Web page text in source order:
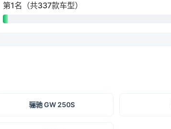
第1名（共337款车型）
骊驰 GW 250S